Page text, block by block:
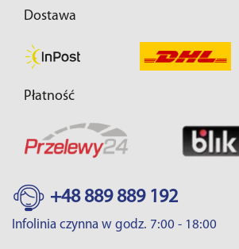
Dostawa
Płatność
+48 889 889 192
Infolinia czynna w godz. 7:00 - 18:00